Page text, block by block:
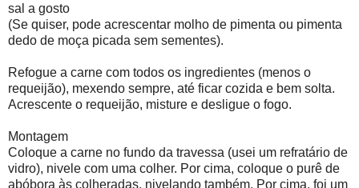
sal a gosto
(Se quiser, pode acrescentar molho de pimenta ou pimenta
dedo de moça picada sem sementes).
Refogue a carne com todos os ingredientes (menos o
requeijão), mexendo sempre, até ficar cozida e bem solta.
Acrescente o requeijão, misture e desligue o fogo.
Montagem
Coloque a carne no fundo da travessa (usei um refratário de
vidro), nivele com uma colher. Por cima, coloque o purê de
abóbora às colheradas, nivelando também. Por cima, foi um